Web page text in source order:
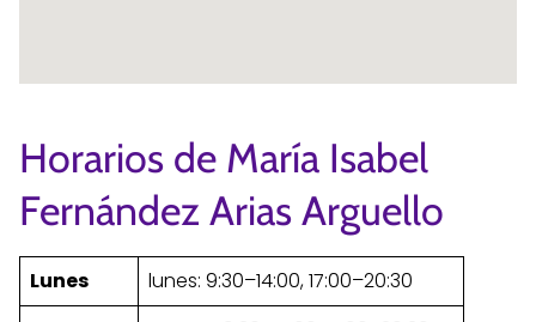
Horarios de María Isabel
Fernández Arias Arguello
Lunes
lunes: 9:30–14:00, 17:00–20:30